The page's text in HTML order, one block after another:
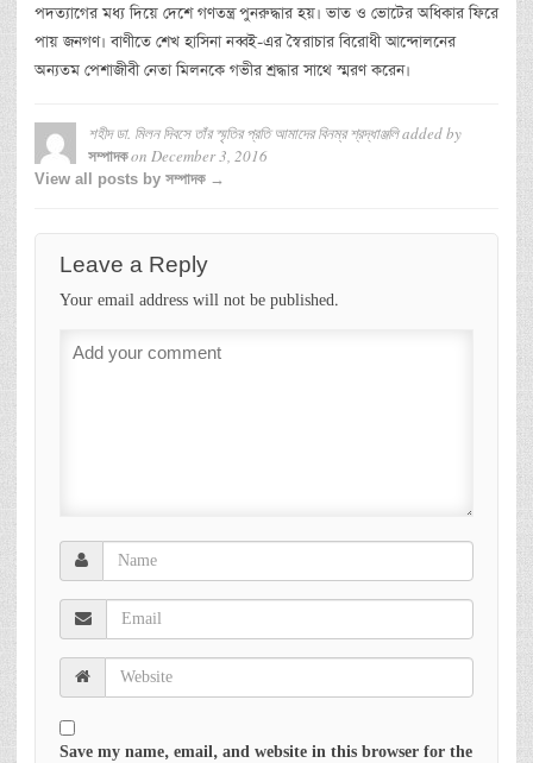
পদত্যাগের মধ্য দিয়ে দেশে গণতন্ত্র পুনরুদ্ধার হয়। ভাত ও ভোটের অধিকার ফিরে
পায় জনগণ। বাণীতে শেখ হাসিনা নব্বই-এর স্বৈরাচার বিরোধী আন্দোলনের
অন্যতম পেশাজীবী নেতা মিলনকে গভীর শ্রদ্ধার সাথে স্মরণ করেন।
শহীদ ডা. মিলন দিবসে তাঁর স্মৃতির প্রতি আমাদের বিনম্র শ্রদ্ধাঞ্জলিadded by
সম্পাদকon December 3, 2016
View all posts by সম্পাদক →
Leave a Reply
Your email address will not be published.
Save my name, email, and website in this browser for the